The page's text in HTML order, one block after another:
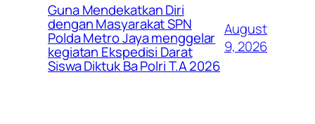
Guna Mendekatkan Diri
dengan Masyarakat SPN
Polda Metro Jaya menggelar
kegiatan Ekspedisi Darat
Siswa Diktuk Ba Polri T.A 2026
August
9, 2026